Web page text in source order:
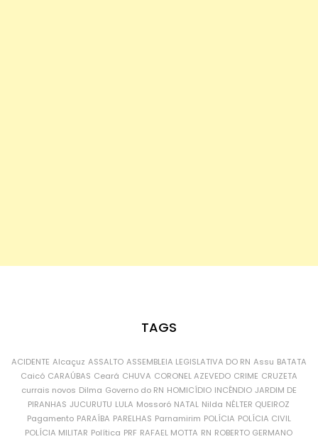
TAGS
ACIDENTE Alcaçuz ASSALTO ASSEMBLEIA LEGISLATIVA DO RN Assu BATATA
Caicó CARAÚBAS Ceará CHUVA CORONEL AZEVEDO CRIME CRUZETA
currais novos Dilma Governo do RN HOMICÍDIO INCÊNDIO JARDIM DE
PIRANHAS JUCURUTU LULA Mossoró NATAL Nilda NÉLTER QUEIROZ
Pagamento PARAÍBA PARELHAS Parnamirim POLÍCIA POLÍCIA CIVIL
POLÍCIA MILITAR Política PRF RAFAEL MOTTA RN ROBERTO GERMANO